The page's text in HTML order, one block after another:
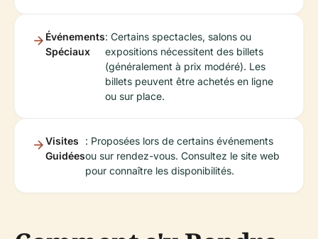
Événements
Spéciaux
: Certains spectacles, salons ou
expositions nécessitent des billets
(généralement à prix modéré). Les
billets peuvent être achetés en ligne
ou sur place.
Visites
Guidées
: Proposées lors de certains événements
ou sur rendez-vous. Consultez le site web
pour connaître les disponibilités.